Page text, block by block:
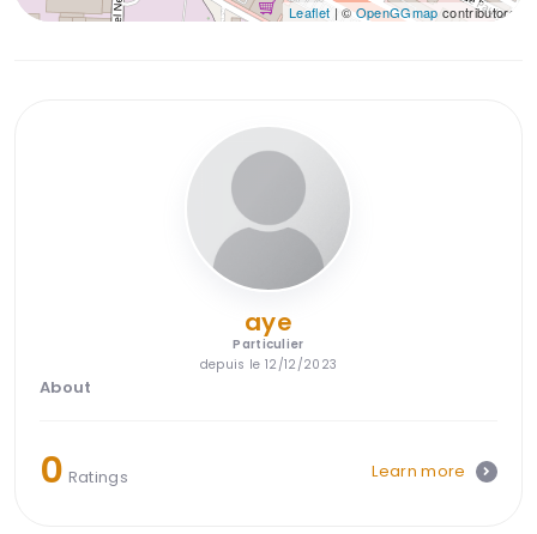
Leaflet | ©OpenGGmap contributors
aye
Particulier
depuis le 12/12/2023
About
0 Ratings Learn more